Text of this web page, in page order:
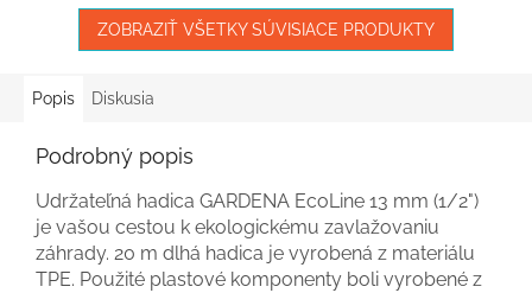
ZOBRAZIŤ VŠETKY SÚVISIACE PRODUKTY
Popis Diskusia
Podrobný popis
Udržateľná hadica GARDENA EcoLine 13 mm (1/2")
je vašou cestou k ekologickému zavlažovaniu
záhrady. 20 m dlhá hadica je vyrobená z materiálu
TPE. Použité plastové komponenty boli vyrobené z